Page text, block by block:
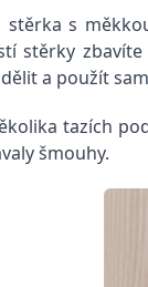
stěrka s
stěrky
a použít
tazích
šmouhy.